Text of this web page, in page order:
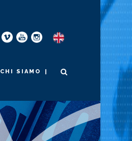
CHI SIAMO |